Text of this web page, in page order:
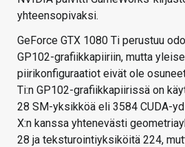
yhteensopivaksi.
GeForce GTX 1080 Ti perustuu
GP102-grafiikkapiiriin, mutta
piirikonfiguraatiot eivät ole
Ti:n GP102-grafiikkapiirissä on
28 SM-yksikköä eli 3584 CUDA-
X:n kanssa yhtenevästi
28 ja teksturointiyksiköitä 224,